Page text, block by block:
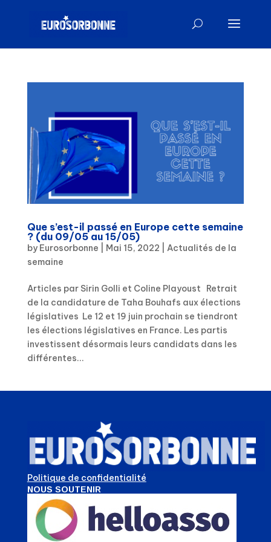
Que s’est-il passé en Europe cette semaine
? (du 09/05 au 15/05)
by Eurosorbonne Mai 15, 2022
Actualités de la
semaine
Articles par Sirin Golli et Coline Playoust Retrait
de la candidature de Taha Bouhafs aux élections
législatives Le 12 et 19 juin prochain se tiendront
les élections législatives en France. Les partis
investissent désormais leurs candidats dans les
différentes...
Politique de confidentialité
NOUS SOUTENIR